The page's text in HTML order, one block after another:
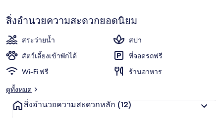
สิ่งอำนวยความสะดวกยอดนิยม
สระว่ายน้ำ
สปา
สัตว์เลี้ยงเข้าพักได้
ที่จอดรถฟรี
Wi-Fi ฟรี
ร้านอาหาร
ดูทั้งหมด
สิ่งอำนวยความสะดวกหลัก (12)